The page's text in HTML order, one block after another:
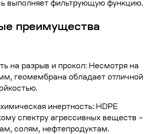
выполняет фильтрующую функцию.
преимущества
на разрыв и прокол: Несмотря на
геомембрана обладает отличной
инертность: HDPE
спектру агрессивных веществ –
солям, нефтепродуктам.